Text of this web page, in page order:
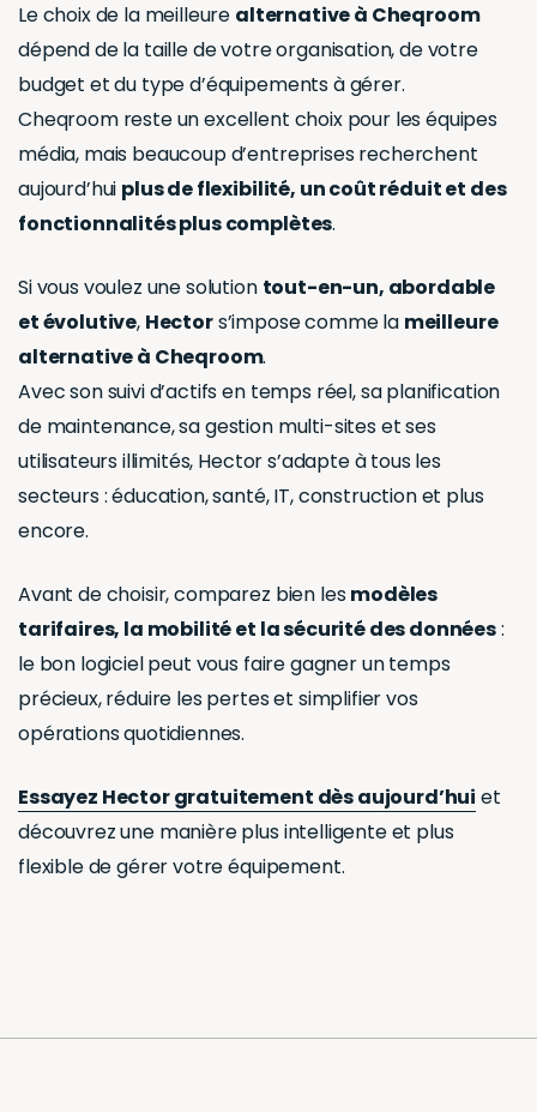
Le choix de la meilleure alternative à Cheqroom
dépend de la taille de votre organisation, de votre
budget et du type d’équipements à gérer.
Cheqroom reste un excellent choix pour les équipes
média, mais beaucoup d’entreprises recherchent
aujourd’hui plus de flexibilité, un coût réduit et des
fonctionnalités plus complètes.
Si vous voulez une solution tout-en-un, abordable
et évolutive, Hectors’impose comme la meilleure
alternative à Cheqroom.
Avec son suivi d’actifs en temps réel, sa planification
de maintenance, sa gestion multi-sites et ses
utilisateurs illimités, Hector s’adapte à tous les
secteurs : éducation, santé, IT, construction et plus
encore.
Avant de choisir, comparez bien lesmodèles
tarifaires, la mobilité et la sécurité des données:
le bon logiciel peut vous faire gagner un temps
précieux, réduire les pertes et simplifier vos
opérations quotidiennes.
Essayez Hector gratuitement dès aujourd’hui et
découvrez une manière plus intelligente et plus
flexible de gérer votre équipement.